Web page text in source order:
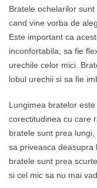
Bratele ochelarilor
cand vine vorba de
Este important ca
inconfortabila, sa fie
urechile celor mici.
lobul urechii si sa fie
Lungimea bratelor
corectitudinea cu care
bratele sunt prea
sa priveasca deasupra
bratele sunt prea
si cel mic sa nu mai